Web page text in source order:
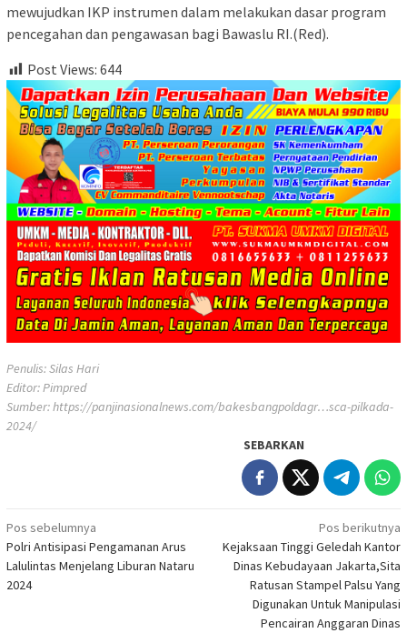
mewujudkan IKP instrumen dalam melakukan dasar program
pencegahan dan pengawasan bagi Bawaslu RI.(Red).
Post Views: 644
Penulis: Silas Hari
Editor: Pimpred
Sumber:https://panjinasionalnews.com/bakesbangpoldagr…sca-pilkada-
2024/
SEBARKAN
Navigasi
pos
Pos sebelumnya
Polri Antisipasi Pengamanan Arus
Lalulintas Menjelang Liburan Nataru
2024
Pos berikutnya
Kejaksaan Tinggi Geledah Kantor
Dinas Kebudayaan Jakarta,Sita
Ratusan Stampel Palsu Yang
Digunakan Untuk Manipulasi
Pencairan Anggaran Dinas